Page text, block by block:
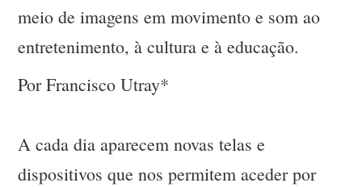
meio de imagens em movimento e som ao
entretenimento, à cultura e à educação.
Por Francisco Utray*
A cada dia aparecem novas telas e
dispositivos que nos permitem aceder por